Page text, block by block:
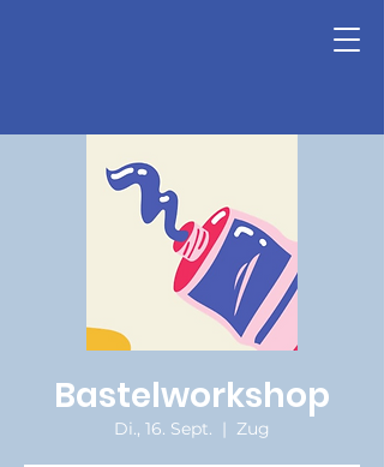
Bastelworkshop
Di., 16. Sept.
  |
Zug